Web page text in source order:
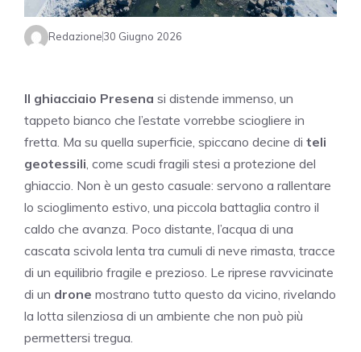
Redazione30 Giugno 2026
Il ghiacciaio Presena si distende immenso, un
tappeto bianco che l’estate vorrebbe sciogliere in
fretta. Ma su quella superficie, spiccano decine di teli
geotessili , come scudi fragili stesi a protezione del
ghiaccio. Non è un gesto casuale: servono a rallentare
lo scioglimento estivo, una piccola battaglia contro il
caldo che avanza. Poco distante, l’acqua di una
cascata scivola lenta tra cumuli di neve rimasta, tracce
di un equilibrio fragile e prezioso. Le riprese ravvicinate
di un drone mostrano tutto questo da vicino, rivelando
la lotta silenziosa di un ambiente che non può più
permettersi tregua.